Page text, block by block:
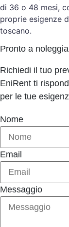
di 36 o 48 mesi,
proprie esigenze
toscano.
Pronto a
Richiedi il tuo
EniRent ti
per le tue
Nome
Email
Messaggio